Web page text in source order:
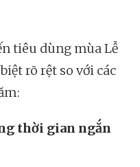
tiêu dùng mùa Lễ
rõ rệt so với các
thời gian ngắn